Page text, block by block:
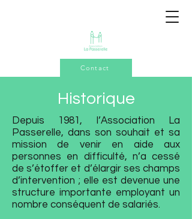
Contact
Historique
Depuis 1981, l’Association La
Passerelle, dans son souhait et sa
mission de venir en aide aux
personnes en difficulté, n’a cessé
de s’étoffer et d’élargir ses champs
d’intervention ; elle est devenue une
structure importante employant un
nombre conséquent de salariés.